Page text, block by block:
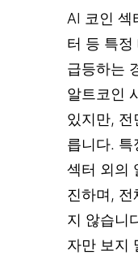
AI 코인 섹
터 등 특정
급등하는
알트코인
있지만, 전
릅니다. 특
섹터 외의
진하며, 전
지 않습니
자만 보지